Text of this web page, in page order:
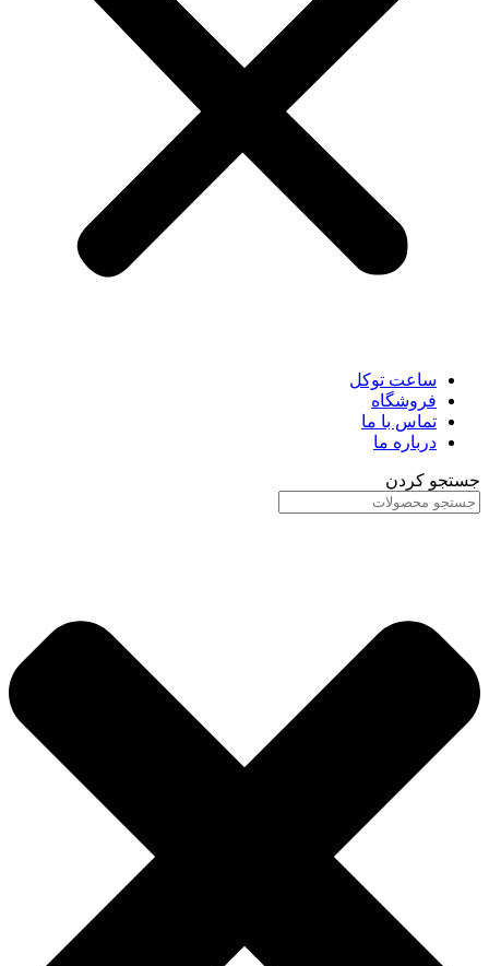
ساعت توکل
فروشگاه
تماس با ما
درباره ما
جستجو کردن